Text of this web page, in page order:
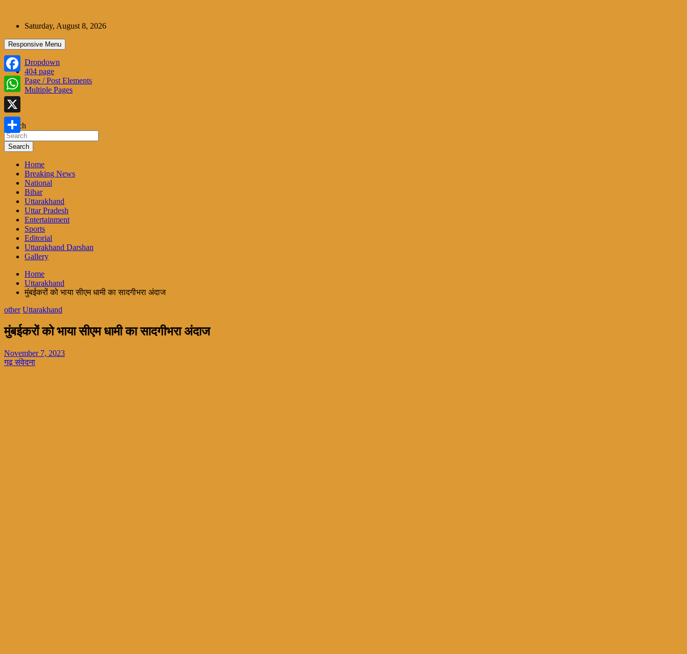
contentSaturday, August 8, 2026
Responsive Menu
Dropdown
404 page
Page / Post Elements
Multiple Pages
Search
Search
Home
Breaking News
National
Bihar
Uttarakhand
Uttar Pradesh
Entertainment
Sports
Editorial
Uttarakhand Darshan
Gallery
Home
Uttarakhand
मुंबईकरों को भाया सीएम धामी का सादगीभरा अंदाज
other Uttarakhand
मुंबईकरों को भाया सीएम धामी का सादगीभरा अंदाज
November 7, 2023
गढ़ संवेदना
Facebook
WhatsApp
X
Share